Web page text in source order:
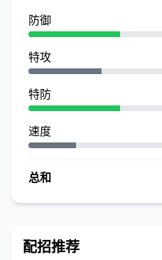
防御
特攻
特防
速度
总和
配招推荐